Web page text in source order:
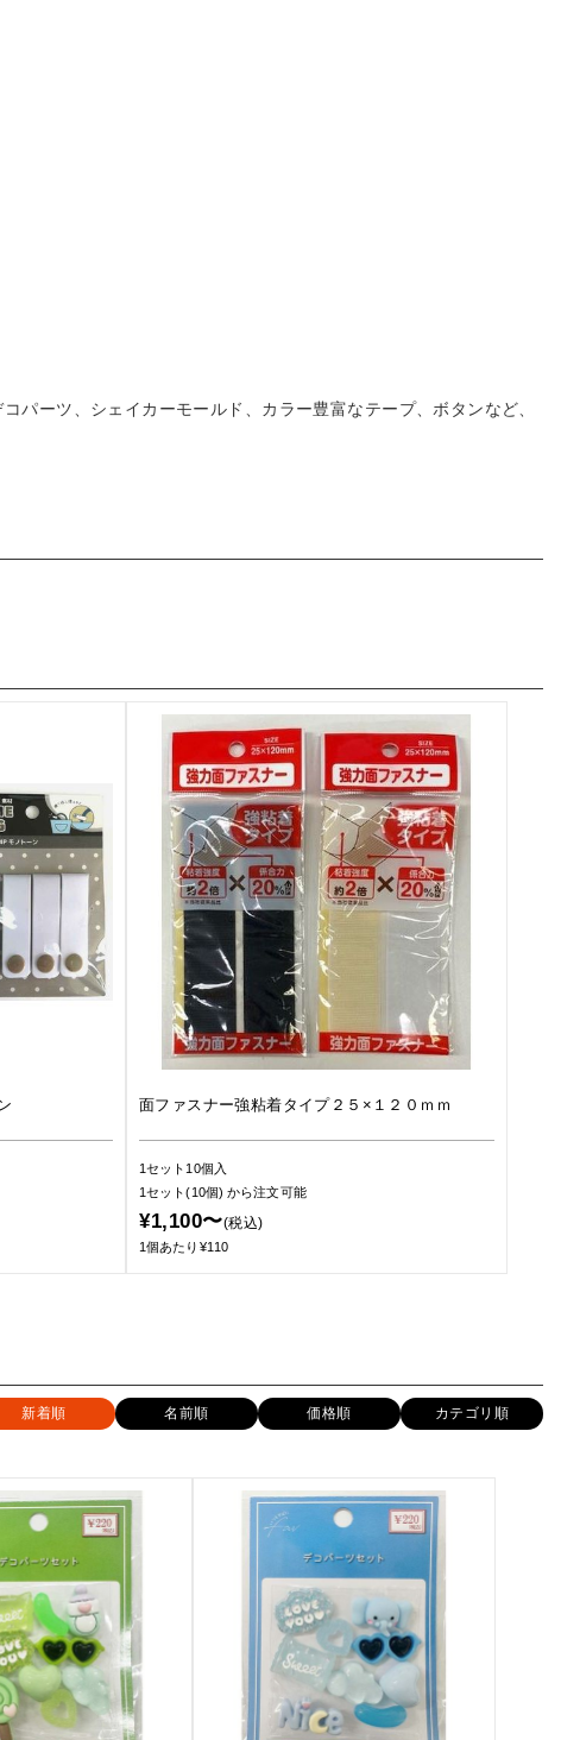
ーツ、シェイカーモールド、カラー豊富なテープ、ボタンなど、
面ファスナー強粘着タイプ２５×１２０ｍｍ
1セット10個入
1セット(10個)から注文可能
¥1,100〜(税込)
1個あたり¥110
新着順 名前順 価格順 カテゴリ順